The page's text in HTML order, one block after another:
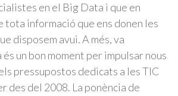
en el Big Data i que en
tota informació que ens donen les
disposem avui. A més, va
un bon moment per impulsar nous
pressupostos dedicats a les TIC
des del 2008. La ponència de